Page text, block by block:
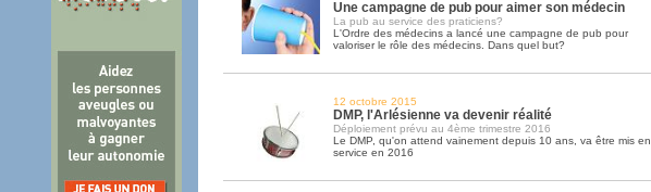
Une campagne de pub pour aimer son médecin
La pub au service des praticiens?
L'Ordre des médecins a lancé une campagne de pub pour
valoriser le rôle des médecins. Dans quel but?
12 octobre 2015
DMP, l'Arlésienne va devenir réalité
Déploiement prévu au 4ème trimestre 2016
Le DMP, qu'on attend vainement depuis 10 ans, va être mis en
service en 2016